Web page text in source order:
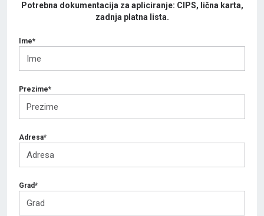
Potrebna dokumentacija za apliciranje: CIPS, lična karta,
zadnja platna lista.
Ime*
Prezime*
Adresa*
Grad*